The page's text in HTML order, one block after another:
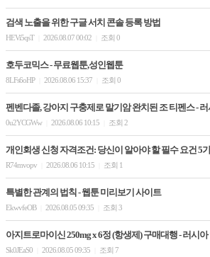
검색 노출을 위한 구글 서치 콘솔 등록 방법
HEVi5qsT 2026.08.07 00:02 조회 0
호두코믹스 - 무료웹툰,성인웹툰
8LFs6oHP 2026.08.06 15:37 조회 0
펜벤다졸, 강아지 구충제로 말기암 완치된 조 티펜스 -
0u2YCGWw 2026.08.06 10:15 조회 2
개인회생 신청 자격조건: 당신이 알아야 할 필수 요건 5
R74mvopv 2026.08.06 10:15 조회 1
특별한 관계의 법칙 - 웹툰 미리보기 사이트
EkwvfeOB 2026.08.05 09:35 조회 3
아지트로마이신 250mg x 6정 (항생제) 구매대행 - 러시
Sk0JEaS0 2026.08.05 09:35 조회 7